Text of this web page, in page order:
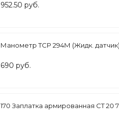
952.50 руб.
Манометр TCP 294М (Жидк. датчик)
690 руб.
170 Заплатка армированная СТ 20